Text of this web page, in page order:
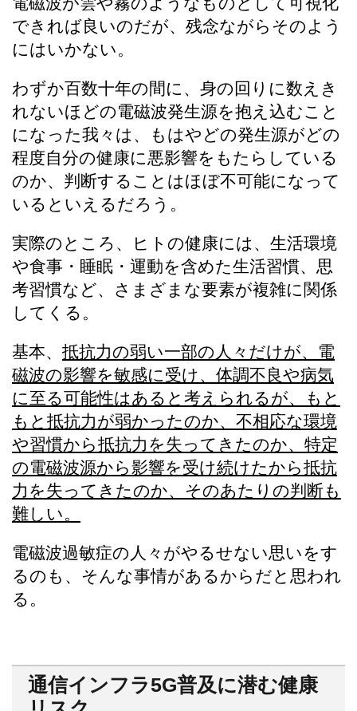
できれば良いのだが、残念ながらそのよう
にはいかない。
わずか百数十年の間に、身の回りに数えき
れないほどの電磁波発生源を抱え込むこと
になった我々は、もはやどの発生源がどの
程度自分の健康に悪影響をもたらしている
のか、判断することはほぼ不可能になって
いるといえるだろう。
実際のところ、ヒトの健康には、生活環境
や食事・睡眠・運動を含めた生活習慣、思
考習慣など、さまざまな要素が複雑に関係
してくる。
基本、 抵抗力の弱い一部の人々だけが、電
磁波の影響を敏感に受け、体調不良や病気
に至る可能性はあると考えられるが、もと
もと抵抗力が弱かったのか、不相応な環境
や習慣から抵抗力を失ってきたのか、特定
の電磁波源から影響を受け続けたから抵抗
力を失ってきたのか、そのあたりの判断も
難しい。
電磁波過敏症の人々がやるせない思いをす
るのも、そんな事情があるからだと思われ
る。
通信インフラ5G普及に潜む健康